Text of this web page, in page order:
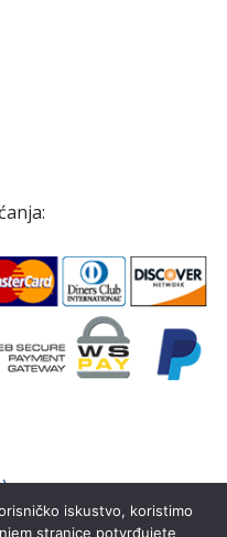
iskustvo, koristimo
stranice potvrđujete